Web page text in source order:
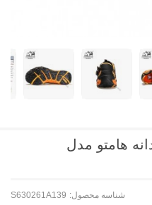
هامتو مدل
شناسه محصول: S630261A139